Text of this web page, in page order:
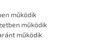
működik
működik
működik